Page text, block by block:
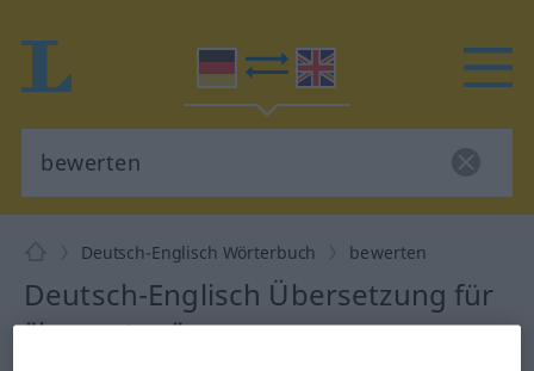
Deutsch-Englisch Wörterbuch bewerten
Deutsch-Englisch Übersetzung für
"bewerten"